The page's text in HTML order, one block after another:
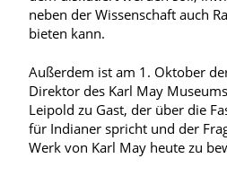
neben der Wissenschaft auch
bieten kann.
Außerdem ist am 1. Oktober
Direktor des Karl May
Leipold zu Gast, der über die
für Indianer spricht und der
Werk von Karl May heute zu